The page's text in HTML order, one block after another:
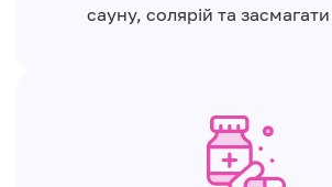
сауну, солярій та